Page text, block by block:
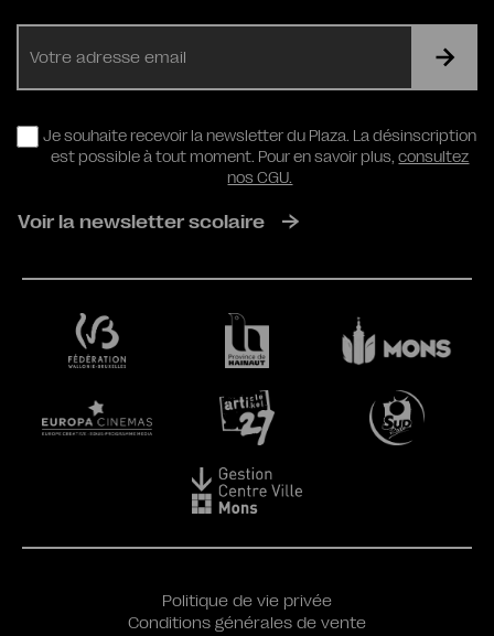
RGPD
Je souhaite recevoir la newsletter du Plaza. La désinscription
est possible à tout moment. Pour en savoir plus,consultez
nos CGU.
Voir la newsletter scolaire
Politique de vie privée
Conditions générales de vente